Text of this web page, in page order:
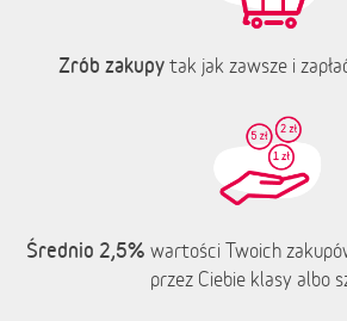
Zrób zakupy tak jak zawsze i
Średnio 2,5% wartości Twoich
przez Ciebie klasy albo